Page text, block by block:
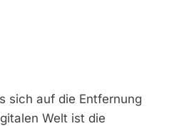
sich auf die Entfernung
Welt ist die